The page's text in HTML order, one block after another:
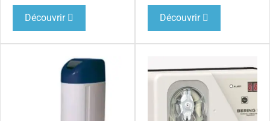
Découvrir Découvrir